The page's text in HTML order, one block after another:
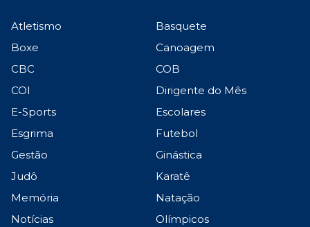
Atletismo
Basquete
Boxe
Canoagem
CBC
COB
COI
Dirigente do Mês
E-Sports
Escolares
Esgrima
Futebol
Gestão
Ginástica
Judô
Karatê
Memória
Natação
Notícias
Olímpicos